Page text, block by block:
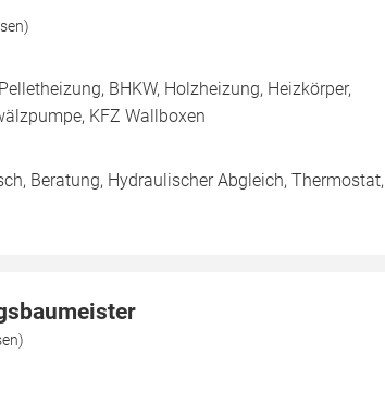
BHKW, Holzheizung, Heizkörper,
KFZ Wallboxen
Beratung, Hydraulischer Abgleich, Thermostat,